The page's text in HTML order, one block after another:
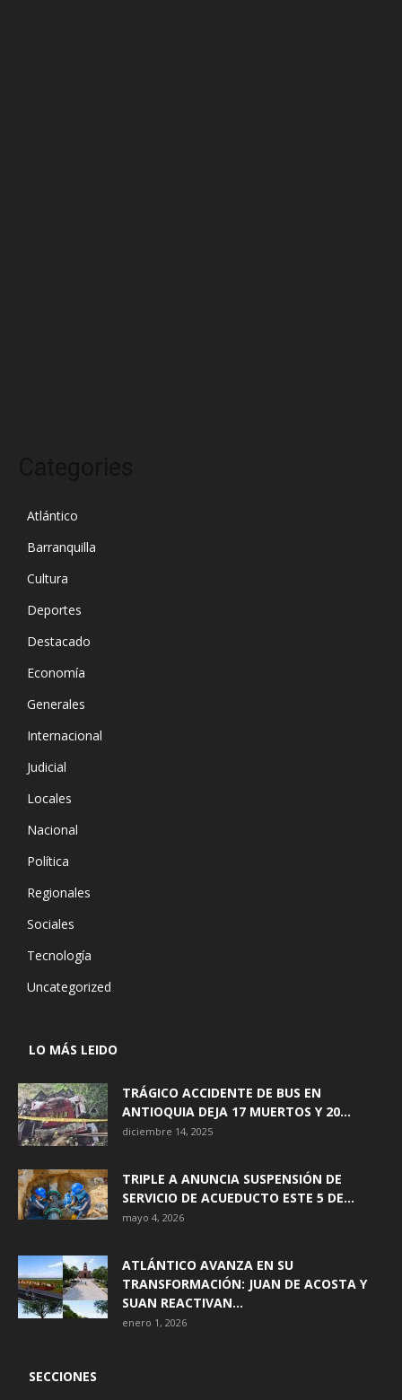
Atlántico
Barranquilla
Cultura
Deportes
Destacado
Economía
Generales
Internacional
Judicial
Locales
Nacional
Política
Regionales
Sociales
Tecnología
Uncategorized
LO MÁS LEIDO
TRÁGICO ACCIDENTE DE BUS EN
ANTIOQUIA DEJA 17 MUERTOS Y 20...
diciembre 14, 2025
TRIPLE A ANUNCIA SUSPENSIÓN DE
SERVICIO DE ACUEDUCTO ESTE 5 DE...
mayo 4, 2026
ATLÁNTICO AVANZA EN SU
TRANSFORMACIÓN: JUAN DE ACOSTA Y
SUAN REACTIVAN...
enero 1, 2026
SECCIONES